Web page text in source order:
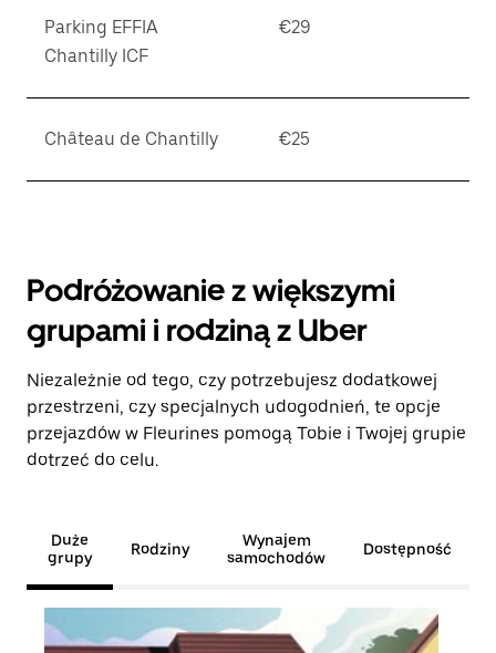
Parking EFFIA
Chantilly ICF
€29
Château de Chantilly €25
Podróżowanie z większymi
grupami i rodziną z Uber
Niezależnie od tego, czy potrzebujesz dodatkowej
przestrzeni, czy specjalnych udogodnień, te opcje
przejazdów w Fleurines pomogą Tobie i Twojej grupie
dotrzeć do celu.
Duże
grupy
Rodziny
Wynajem
samochodów
Dostępność